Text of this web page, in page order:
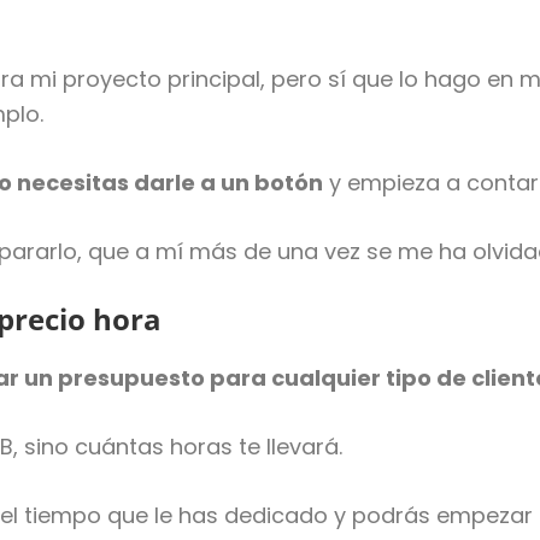
mi proyecto principal, pero sí que lo hago en
necesitas darle a un botón y empieza a
que a mí más de una vez se me ha
hora
un presupuesto para cualquier tipo de
sino cuántas horas te llevará.
tiempo que le has dedicado y podrás